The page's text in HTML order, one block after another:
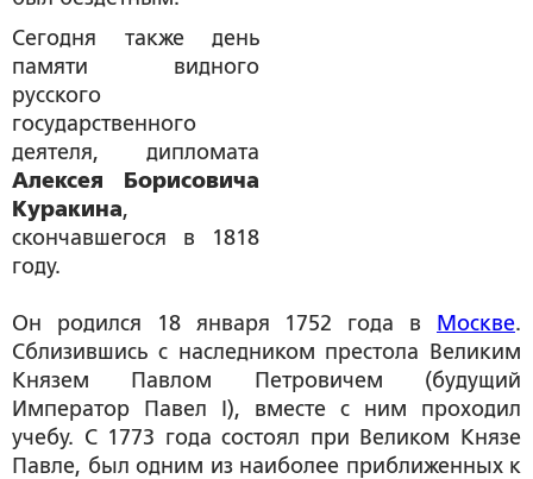
Сегодня также день
памяти видного
русского
государственного
деятеля, дипломата
Алексея Борисовича
Куракина,
скончавшегося в 1818
году.
Он родился 18 января 1752 года в Москве.
Сблизившись с наследником престола Великим
Князем Павлом Петровичем (будущий
Император Павел I), вместе с ним проходил
учебу. С 1773 года состоял при Великом Князе
Павле, был одним из наиболее приближенных к